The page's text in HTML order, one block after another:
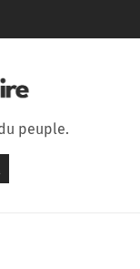
peuple.